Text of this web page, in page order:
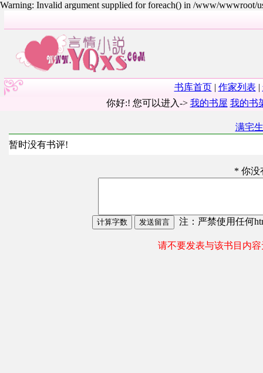
Warning: Invalid argument supplied for foreach() in /www/wwwroot/
书库首页| 作家列表 |
你好:! 您可以进入-> 我的书屋 我的书
满宅
暂时没有书评!
* 你没
注：严禁使用任何
请不要发表与该书目内